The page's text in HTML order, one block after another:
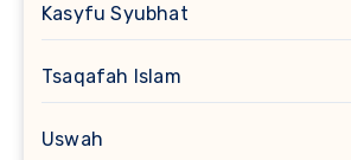
Kasyfu Syubhat
Tsaqafah Islam
Uswah